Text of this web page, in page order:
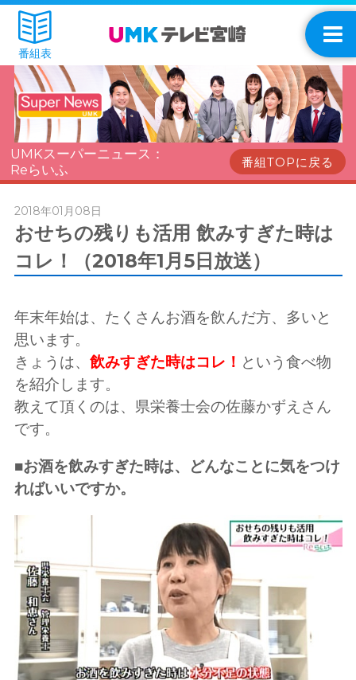
番組表
UMKスーパーニュース：
Reらいふ
番組TOPに戻る
2018年01月08日
おせちの残りも活用 飲みすぎた時は
コレ！（2018年1月5日放送）
年末年始は、たくさんお酒を飲んだ方、多いと
思います。
きょうは、 飲みすぎた時はコレ！ という食べ物
を紹介します。
教えて頂くのは、県栄養士会の佐藤かずえさん
です。
■お酒を飲みすぎた時は、どんなことに気をつけ
ればいいですか。